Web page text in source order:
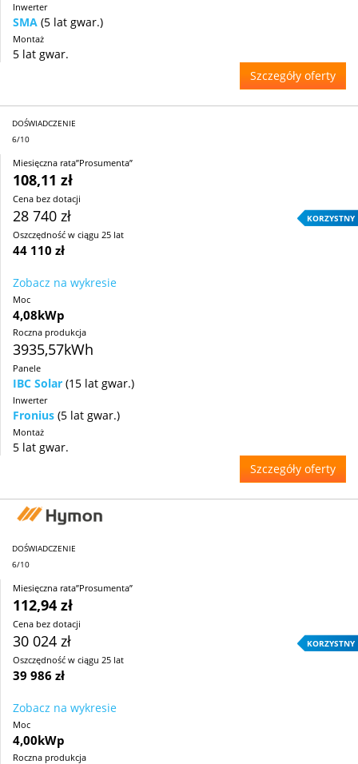
Inwerter
SMA (5 lat gwar.)
Montaż
5 lat gwar.
Szczegóły oferty
DOŚWIADCZENIE
6/10
Miesięczna rata”Prosumenta”
108,11 zł
Cena bez dotacji
28 740 zł KORZYSTNY
Oszczędność w ciągu 25 lat
44 110 zł
Zobacz na wykresie
Moc
4,08kWp
Roczna produkcja
3935,57kWh
Panele
IBC Solar (15 lat gwar.)
Inwerter
Fronius (5 lat gwar.)
Montaż
5 lat gwar.
Szczegóły oferty
DOŚWIADCZENIE
6/10
Miesięczna rata”Prosumenta”
112,94 zł
Cena bez dotacji
30 024 zł KORZYSTNY
Oszczędność w ciągu 25 lat
39 986 zł
Zobacz na wykresie
Moc
4,00kWp
Roczna produkcja